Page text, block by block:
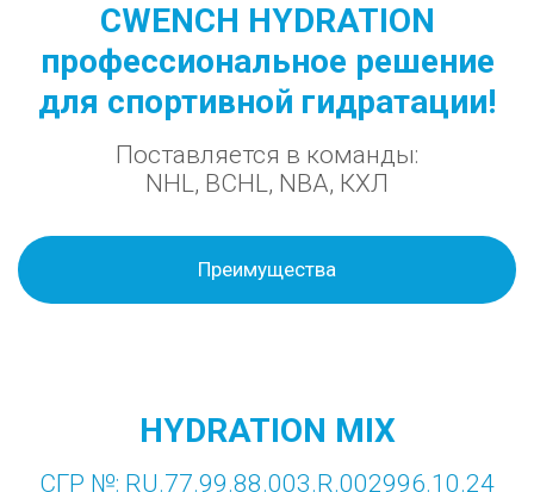
CWENCH HYDRATION
профессиональное решение
для спортивной гидратации!
Поставляется в команды:
NHL, BCHL, NBA, КХЛ
Преимущества
HYDRATION MIX
СГР №: RU.77.99.88.003.R.002996.10.24